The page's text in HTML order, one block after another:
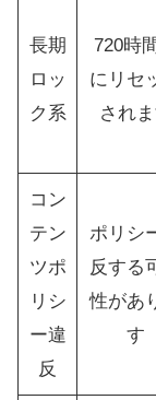
長期
ロッ
ク系
720時
にリセ
され
コン
テン
ツポ
リシ
ー違
反
ポリシ
反する
性があ
す